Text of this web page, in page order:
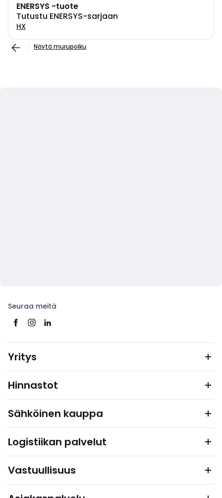
ENERSYS -tuote
Tutustu ENERSYS-sarjaan
HX
Näytä murupolku
Seuraa meitä
Yritys
Hinnastot
Sähköinen kauppa
Logistiikan palvelut
Vastuullisuus